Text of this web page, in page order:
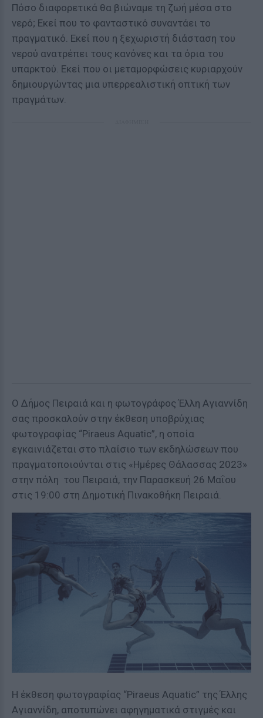
Πόσο διαφορετικά θα βιώναμε τη ζωή μέσα στο
νερό; Εκεί που το φανταστικό συναντάει το
πραγματικό. Εκεί που η ξεχωριστή διάσταση του
νερού ανατρέπει τους κανόνες και τα όρια του
υπαρκτού. Εκεί που οι μεταμορφώσεις κυριαρχούν
δημιουργώντας μια υπερρεαλιστική οπτική των
πραγμάτων.
Ο Δήμος Πειραιά και η φωτογράφος Έλλη Αγιαννίδη
σας προσκαλούν στην έκθεση υποβρύχιας
φωτογραφίας “Piraeus Aquatic”, η οποία
εγκαινιάζεται στο πλαίσιο των εκδηλώσεων που
πραγματοποιούνται στις «Ημέρες Θάλασσας 2023»
στην πόλη του Πειραιά, την Παρασκευή 26 Μαΐου
στις 19:00 στη Δημοτική Πινακοθήκη Πειραιά.
Η έκθεση φωτογραφίας “Piraeus Aquatic” της Έλλης
Αγιαννίδη, αποτυπώνει αφηγηματικά στιγμές και